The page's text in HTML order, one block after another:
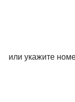
или укажите